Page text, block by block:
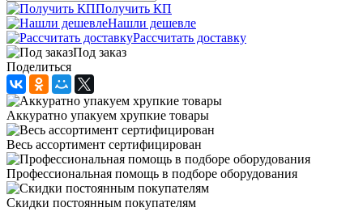
Получить КП
Нашли дешевле
Рассчитать доставку
Под заказ
Поделиться
Аккуратно упакуем хрупкие товары
Весь ассортимент сертифицирован
Профессиональная помощь в подборе оборудования
Скидки постоянным покупателям